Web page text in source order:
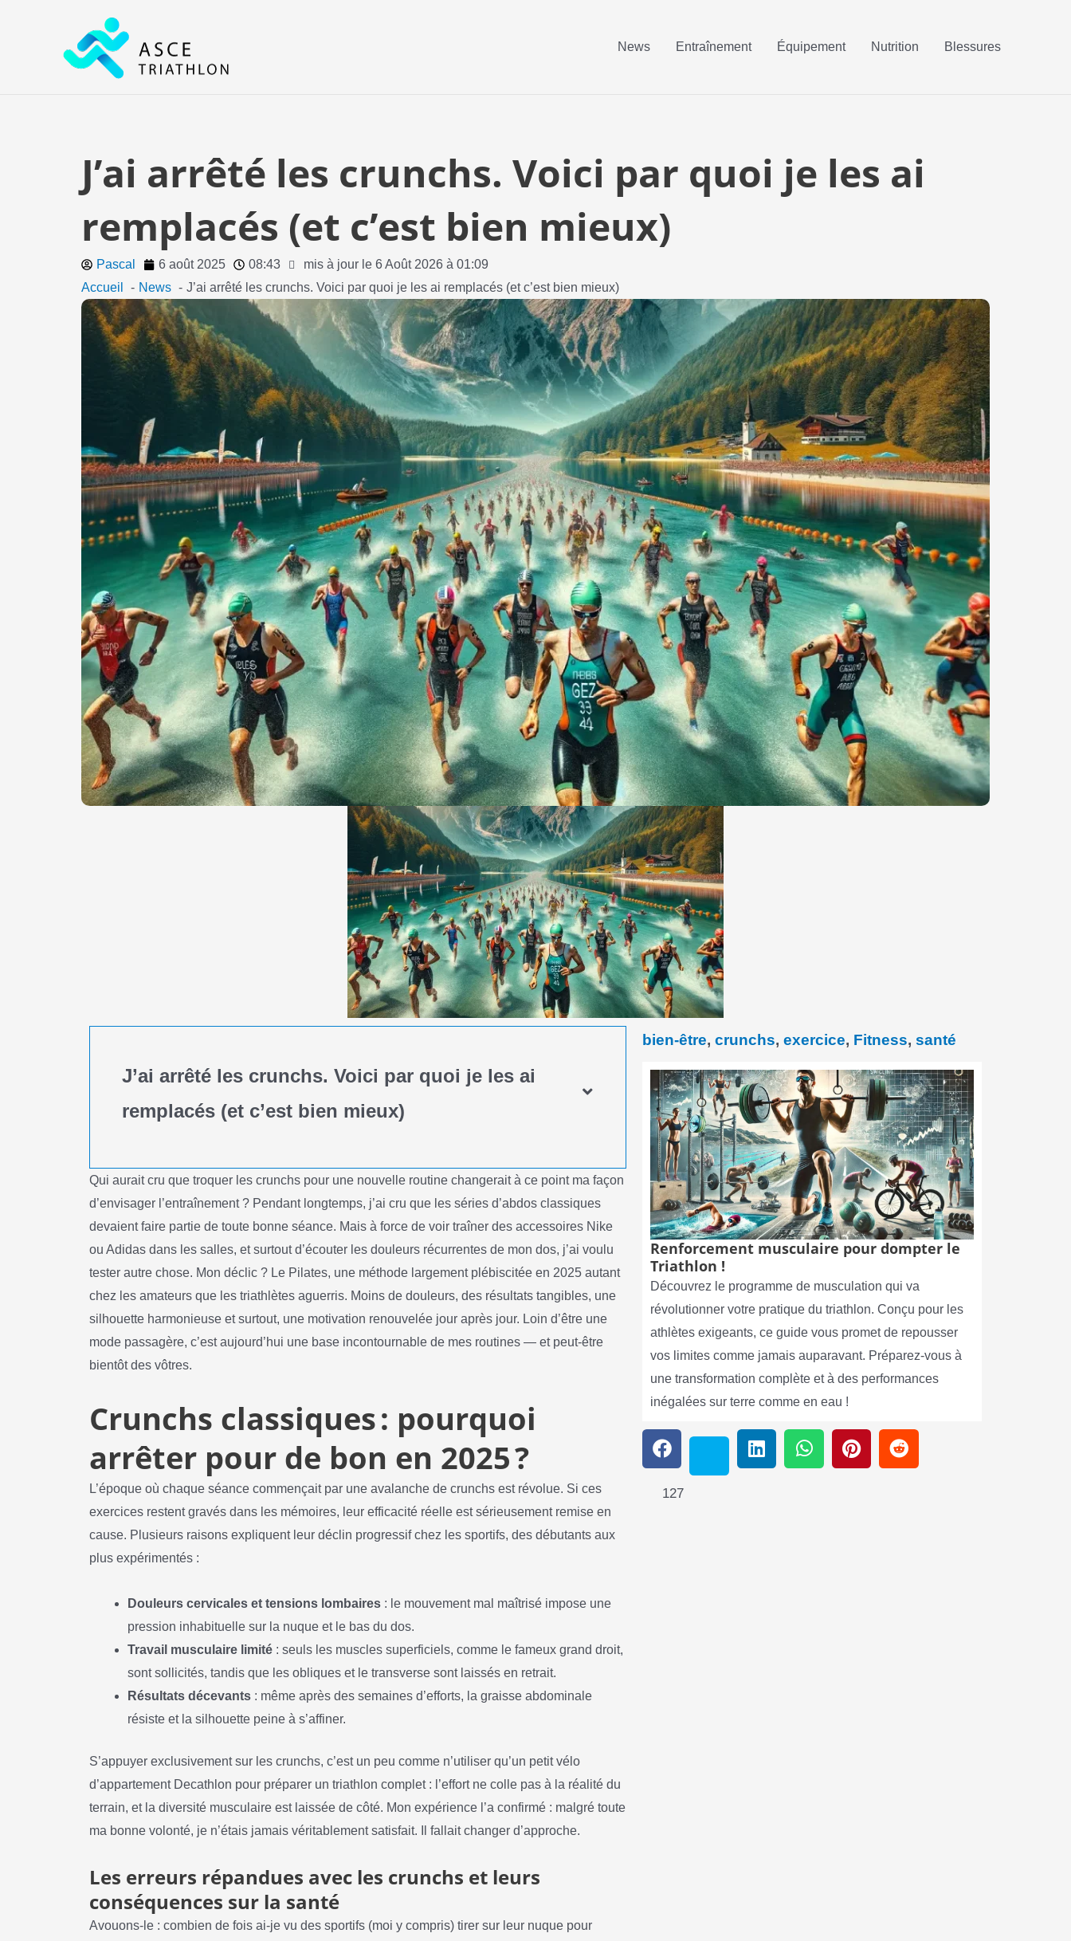
News Entraînement Équipement Nutrition Blessures
J’ai arrêté les crunchs. Voici par quoi je les ai
remplacés (et c’est bien mieux)
Pascal 6 août 2025 08:43
mis à jour le 6 Août 2026 à 01:09
Accueil
News J’ai arrêté les crunchs. Voici par quoi je les ai remplacés (et c’est bien mieux)
J’ai arrêté les crunchs. Voici par quoi je les ai
remplacés (et c’est bien mieux)
Qui aurait cru que troquer les crunchs pour une nouvelle routine changerait à ce point ma façon
d’envisager l’entraînement ? Pendant longtemps, j’ai cru que les séries d’abdos classiques
devaient faire partie de toute bonne séance. Mais à force de voir traîner des accessoires Nike
ou Adidas dans les salles, et surtout d’écouter les douleurs récurrentes de mon dos, j’ai voulu
tester autre chose. Mon déclic ? Le Pilates, une méthode largement plébiscitée en 2025 autant
chez les amateurs que les triathlètes aguerris. Moins de douleurs, des résultats tangibles, une
silhouette harmonieuse et surtout, une motivation renouvelée jour après jour. Loin d’être une
mode passagère, c’est aujourd’hui une base incontournable de mes routines — et peut-être
bientôt des vôtres.
Crunchs classiques : pourquoi
arrêter pour de bon en 2025 ?
L’époque où chaque séance commençait par une avalanche de crunchs est révolue. Si ces
exercices restent gravés dans les mémoires, leur efficacité réelle est sérieusement remise en
cause. Plusieurs raisons expliquent leur déclin progressif chez les sportifs, des débutants aux
plus expérimentés :
Douleurs cervicales et tensions lombaires : le mouvement mal maîtrisé impose une
pression inhabituelle sur la nuque et le bas du dos.
Travail musculaire limité : seuls les muscles superficiels, comme le fameux grand droit,
sont sollicités, tandis que les obliques et le transverse sont laissés en retrait.
Résultats décevants : même après des semaines d’efforts, la graisse abdominale
résiste et la silhouette peine à s’affiner.
S’appuyer exclusivement sur les crunchs, c’est un peu comme n’utiliser qu’un petit vélo
d’appartement Decathlon pour préparer un triathlon complet : l’effort ne colle pas à la réalité du
terrain, et la diversité musculaire est laissée de côté. Mon expérience l’a confirmé : malgré toute
ma bonne volonté, je n’étais jamais véritablement satisfait. Il fallait changer d’approche.
Les erreurs répandues avec les crunchs et leurs
conséquences sur la santé
Avouons-le : combien de fois ai-je vu des sportifs (moi y compris) tirer sur leur nuque pour
bien-être, crunchs, exercice, Fitness, santé
Renforcement musculaire pour dompter le
Triathlon !
Découvrez le programme de musculation qui va
révolutionner votre pratique du triathlon. Conçu pour les
athlètes exigeants, ce guide vous promet de repousser
vos limites comme jamais auparavant. Préparez-vous à
une transformation complète et à des performances
inégalées sur terre comme en eau !
127